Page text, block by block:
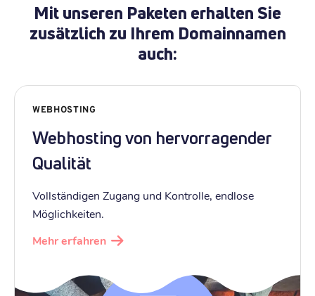
Mit unseren Paketen erhalten Sie
zusätzlich zu Ihrem Domainnamen
auch:
WEBHOSTING
Webhosting von hervorragender
Qualität
Vollständigen Zugang und Kontrolle, endlose
Möglichkeiten.
Mehr erfahren